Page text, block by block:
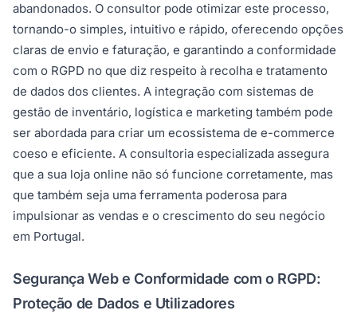
abandonados. O consultor pode otimizar este processo,
tornando-o simples, intuitivo e rápido, oferecendo opções
claras de envio e faturação, e garantindo a conformidade
com o RGPD no que diz respeito à recolha e tratamento
de dados dos clientes. A integração com sistemas de
gestão de inventário, logística e marketing também pode
ser abordada para criar um ecossistema de e-commerce
coeso e eficiente. A consultoria especializada assegura
que a sua loja online não só funcione corretamente, mas
que também seja uma ferramenta poderosa para
impulsionar as vendas e o crescimento do seu negócio
em Portugal.
Segurança Web e Conformidade com o RGPD:
Proteção de Dados e Utilizadores